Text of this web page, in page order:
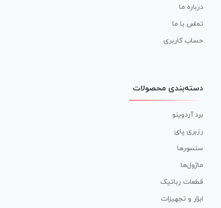
درباره ما
تماس با ما
حساب کاربری
دسته‌بندی محصولات
برد آردوینو
رزبری پای
سنسورها
ماژول‌ها
قطعات رباتیک
ابزار و تجهیزات